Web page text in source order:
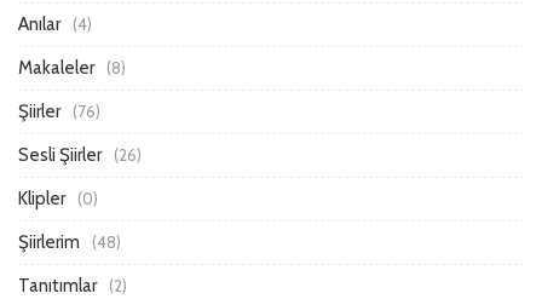
Anılar (4)
Makaleler (8)
Şiirler (76)
Sesli Şiirler (26)
Klipler (0)
Şiirlerim (48)
Tanıtımlar (2)